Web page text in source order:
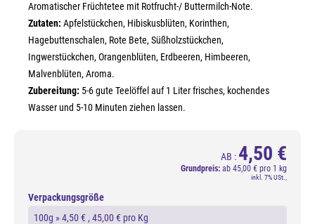
Aromatischer Früchtetee mit Rotfrucht-/ Buttermilch-Note.
Zutaten: Apfelstückchen, Hibiskusblüten, Korinthen,
Hagebuttenschalen, Rote Bete, Süßholzstückchen,
Ingwerstückchen, Orangenblüten, Erdbeeren, Himbeeren,
Malvenblüten, Aroma.
Zubereitung: 5-6 gute Teelöffel auf 1 Liter frisches, kochendes
Wasser und 5-10 Minuten ziehen lassen.
AB : 4,50 €
Grundpreis: ab 45,00 € pro 1 kg
inkl. 7% USt.,
Verpackungsgröße
100g »4,50 € , 45,00 € pro Kg